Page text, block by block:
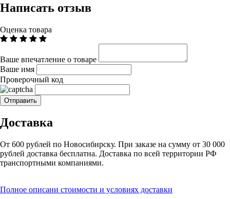
Написать отзыв
Оценка товара
Ваше впечатление о товаре
Ваше имя
Проверочный код
Доставка
От 600 рублей по Новосибирску. При заказе на сумму от 30 000
рублей доставка бесплатна. Доставка по всей территории РФ
транспортными компаниями.
Полное описани стоимости и условиях доставки